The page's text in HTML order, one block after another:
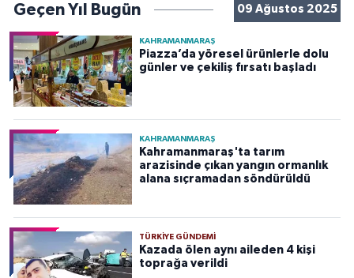
Geçen Yıl Bugün 09 Ağustos 2025
KAHRAMANMARAŞ
Piazza’da yöresel ürünlerle dolu
günler ve çekiliş fırsatı başladı
KAHRAMANMARAŞ
Kahramanmaraş'ta tarım
arazisinde çıkan yangın ormanlık
alana sıçramadan söndürüldü
TÜRKIYE GÜNDEMI
Kazada ölen aynı aileden 4 kişi
toprağa verildi